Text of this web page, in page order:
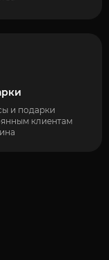
и подарки
клиентам